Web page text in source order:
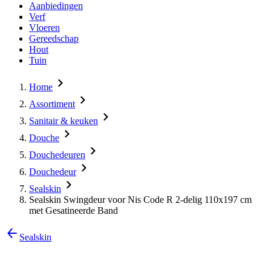
Aanbiedingen
Verf
Vloeren
Gereedschap
Hout
Tuin
Home
Assortiment
Sanitair & keuken
Douche
Douchedeuren
Douchedeur
Sealskin
Sealskin Swingdeur voor Nis Code R 2-delig 110x197 cm
met Gesatineerde Band
Sealskin